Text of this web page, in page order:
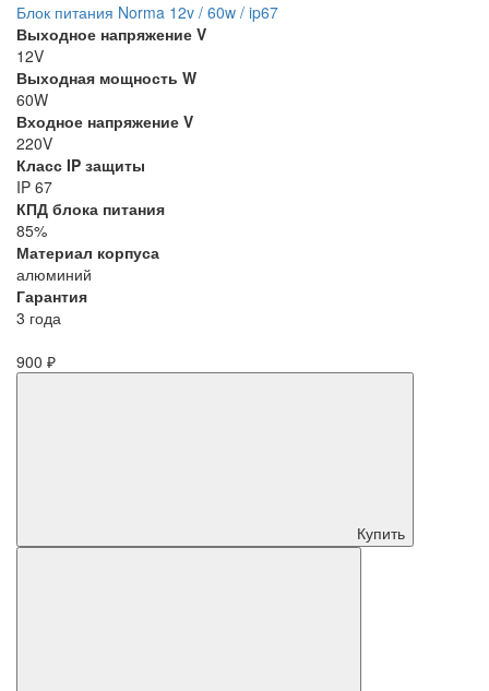
Блок питания Norma 12v / 60w / ip67
Выходное напряжение V
12V
Выходная мощность W
60W
Входное напряжение V
220V
Класс IP защиты
IP 67
КПД блока питания
85%
Материал корпуса
алюминий
Гарантия
3 года
900 ₽
Купить